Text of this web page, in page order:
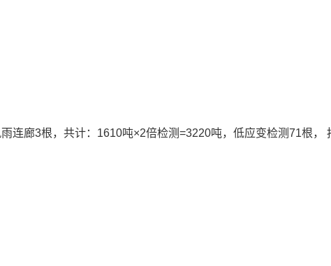
连廊3根，共计：1610吨×2倍检测=3220吨，低应变检测71根，